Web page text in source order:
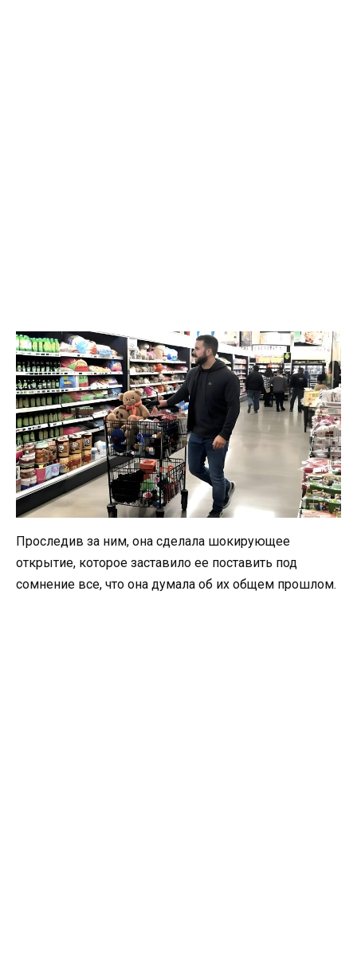
Проследив за ним, она сделала шокирующее
открытие, которое заставило ее поставить под
сомнение все, что она думала об их общем прошлом.